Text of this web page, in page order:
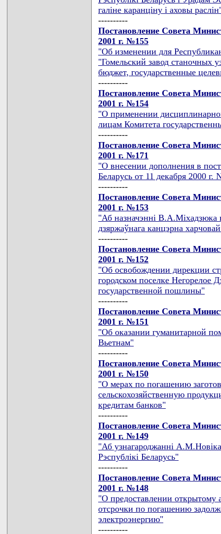
галiне каранцiну i аховы
----------
Постановление Совета
2001 г. №155
"Об изменении для
"Гомельский завод станочных
бюджет, государственные
----------
Постановление Совета
2001 г. №154
"О применении
лицам Комитета
----------
Постановление Совета
2001 г. №171
"О внесении дополнения в
Беларусь от 11 декабря 2000 г.
----------
Постановление Совета
2001 г. №153
"Аб назначэннi В.А.Мiхадзюка
дзяржаўнага канцэрна
----------
Постановление Совета
2001 г. №152
"Об освобождении дирекции
городском поселке Негорелое
государственной пошлины"
----------
Постановление Совета
2001 г. №151
"Об оказании гуманитарной
Вьетнам"
----------
Постановление Совета
2001 г. №150
"О мерах по погашению
сельскохозяйственную
кредитам банков"
----------
Постановление Совета
2001 г. №149
"Аб узнагароджаннi
Рэспублiкi Беларусь"
----------
Постановление Совета
2001 г. №148
"О предоставлении
отсрочки по погашению
электроэнергию"
----------